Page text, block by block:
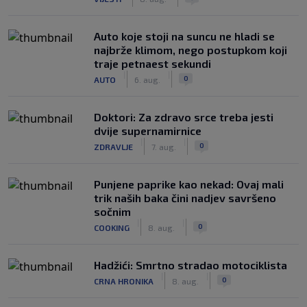
Auto koje stoji na suncu ne hladi se
najbrže klimom, nego postupkom koji
traje petnaest sekundi
AUTO 6. aug. 0
Doktori: Za zdravo srce treba jesti
dvije supernamirnice
ZDRAVLJE 7. aug. 0
Punjene paprike kao nekad: Ovaj mali
trik naših baka čini nadjev savršeno
sočnim
COOKING 8. aug. 0
Hadžići: Smrtno stradao motociklista
CRNA HRONIKA 8. aug. 0